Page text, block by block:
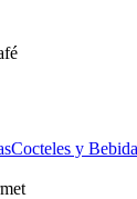
Cocteles y